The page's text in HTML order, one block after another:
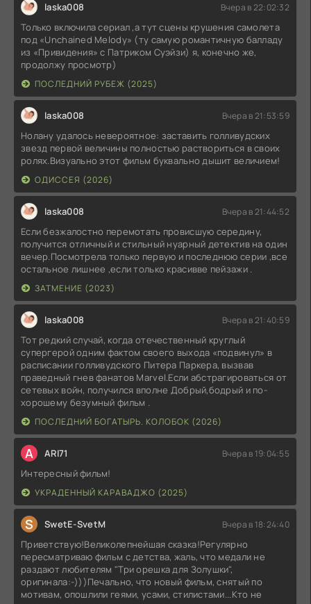
laska008 Вчера в 22:02:32
Только включила сериал ,а тут сцены крушения самолета
под «Unchained Melody» (ту самую романтичную балладу
из «Привидения» с Патриком Суэйзи) я, конечно же,
продолжу просмотр)
ПОСЛЕДНИЙ РУБЕЖ (2025)
laska008 Вчера в 21:53:59
Нолану удалось невероятное: заставить голливудских
звезд первой величины полностью раствориться в своих
ролях.Визуально этот фильм буквально дышит величием!
ОДИССЕЯ (2026)
laska008 Вчера в 21:44:52
Если безжалостно перемотать провисшую середину,
получится отличный и стильный нуарный детектив на один
вечер.Посмотрела только первую и последнюю серии ,все
остальное лишнее ,если только красивве пейзажи .
ЗАТМЕНИЕ (2023)
laska008 Вчера в 21:40:59
Тот редкий случай, когда отечественный круглый
супергерой одним фактом своего выхода «подвинул» в
расписании голливудского Питера Паркера, вызвав
праведный гнев фанатов Marvel.Если абстрагироваться от
сетевых войн, получился вполне Добрый,бодрый и по-
хорошему безумный фильм .
ПОСЛЕДНИЙ БОГАТЫРЬ. КОЛОБОК (2026)
A ARI71 Вчера в 19:04:55
Интересный фильм!
УКРАДЕННЫЙ КАРАВАДЖО (2025)
S SwetE-SvetM Вчера в 18:24:40
Приветствую!Великолепнейшая сказка!Регулярно
пересматриваю фильм с детства, жаль, что медали не
раздают любителям "Три орешка для Золушки",
оригинала:-)))Печально, что новый фильм, снятый по
мотивам, опошлили геями, усами, стилистами...Кто не